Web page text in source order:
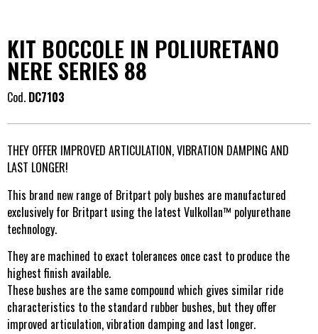
KIT BOCCOLE IN POLIURETANO
NERE SERIES 88
Cod. DC7103
THEY OFFER IMPROVED ARTICULATION, VIBRATION DAMPING AND
LAST LONGER!
This brand new range of Britpart poly bushes are manufactured
exclusively for Britpart using the latest Vulkollan™ polyurethane
technology.
They are machined to exact tolerances once cast to produce the
highest finish available.
These bushes are the same compound which gives similar ride
characteristics to the standard rubber bushes, but they offer
improved articulation, vibration damping and last longer.